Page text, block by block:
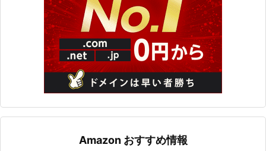
Amazon おすすめ情報